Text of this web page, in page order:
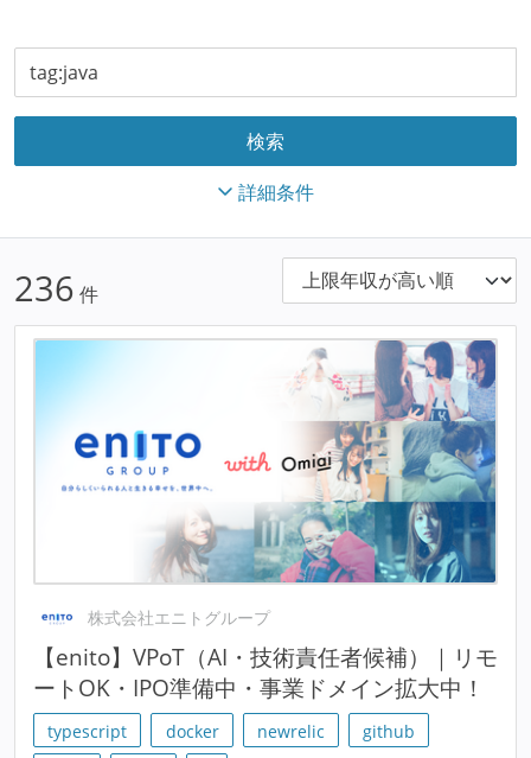
詳細条件
236 件
株式会社エニトグループ
【enito】VPoT（AI・技術責任者候補）｜リモ
ートOK・IPO準備中・事業ドメイン拡大中！
typescript docker newrelic
github